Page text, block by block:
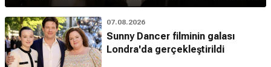
07.08.2026
Sunny Dancer filminin galası
Londra'da gerçekleştirildi